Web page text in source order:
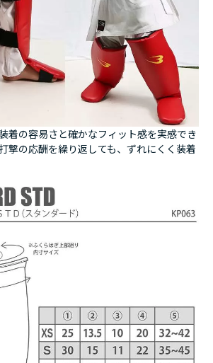
着の容易さと確かなフィット感を実感でき
撃の応酬を繰り返しても、ずれにくく装着